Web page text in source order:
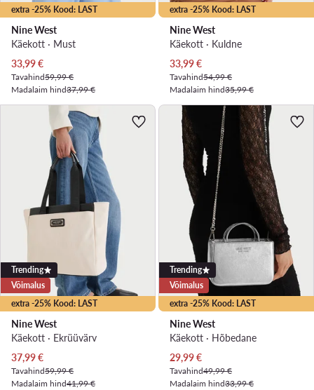
extra -25% Kood: LAST
Nine West
Käekott · Must
Praegune hind
33,99€
Tavahind59,99 €
Madalaim hind37,99 €
extra -25% Kood: LAST
Nine West
Käekott · Kuldne
Praegune hind
33,99€
Tavahind54,99 €
Madalaim hind35,99 €
extra -25% Kood: LAST
Trending
Võimalus
Nine West
Käekott · Ekrüüvärv
Praegune hind
37,99€
Tavahind59,99 €
Madalaim hind41,99 €
extra -25% Kood: LAST
Trending
Võimalus
Nine West
Käekott · Hõbedane
Praegune hind
29,99€
Tavahind49,99 €
Madalaim hind33,99 €